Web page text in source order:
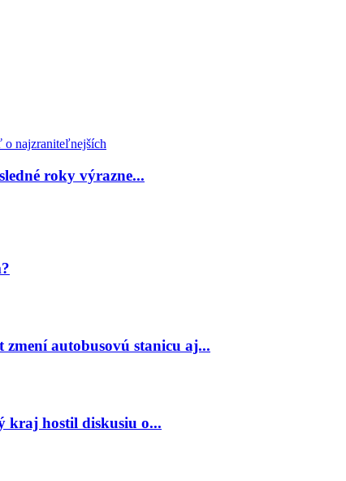
roky výrazne...
autobusovú stanicu aj...
kraj hostil diskusiu o...